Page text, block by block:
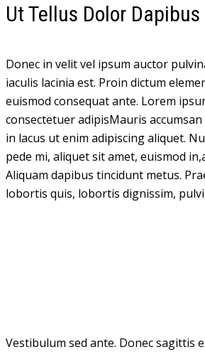
Ut Tellus Dolor Dapibus
Donec in velit vel ipsum auctor
iaculis lacinia est. Proin dictum
euismod consequat ante. Lorem
consectetuer adipisMauris accumsan
in lacus ut enim adipiscing aliquet.
pede mi, aliquet sit amet, euismod
Aliquam dapibus tincidunt metus.
lobortis quis, lobortis dignissim,
Vestibulum sed ante. Donec sagittis